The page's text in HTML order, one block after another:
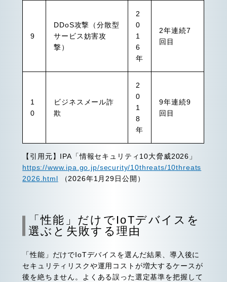
9
DDoS攻撃（分散型
サービス妨害攻
撃）
2
0
1
6
年
2年連続7
回目
1
0
ビジネスメール詐
欺
2
0
1
8
年
9年連続9
回目
【引用元】IPA「情報セキュリティ10大脅威2026」
https://www.ipa.go.jp/security/10threats/10threats
2026.html （2026年1月29日公開）
「性能」だけでIoTデバイスを
選ぶと失敗する理由
「性能」だけでIoTデバイスを選んだ結果、導入後に
セキュリティリスクや運用コストが増大するケースが
後を絶ちません。よくある誤った選定基準を把握して